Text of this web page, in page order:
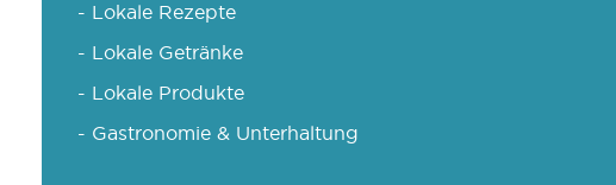
- Lokale Rezepte
- Lokale Getränke
- Lokale Produkte
- Gastronomie & Unterhaltung